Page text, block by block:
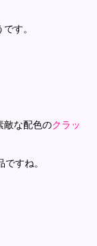
す。
敵な配色のクラッ
すね。